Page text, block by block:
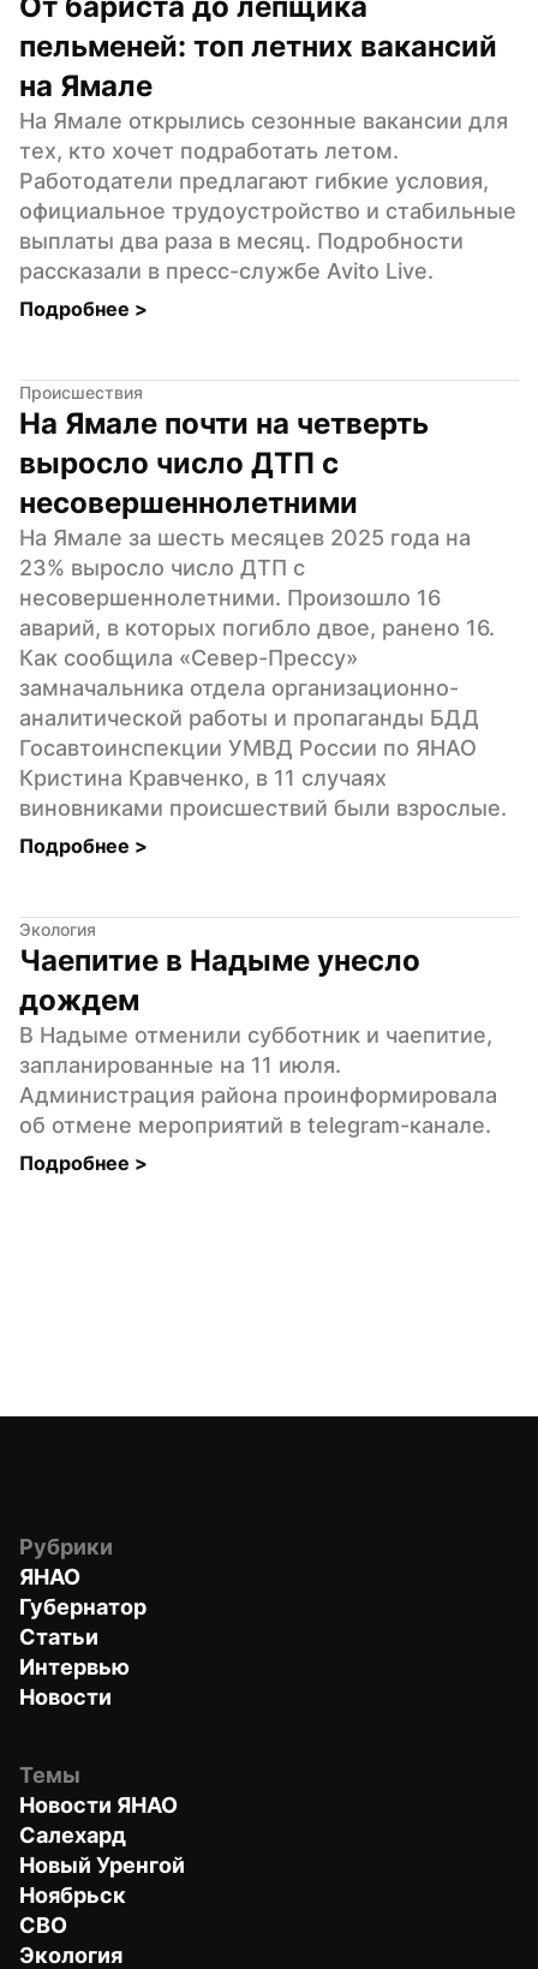
пельменей: топ летних вакансий
на Ямале
На Ямале открылись сезонные вакансии для
тех, кто хочет подработать летом.
Работодатели предлагают гибкие условия,
официальное трудоустройство и стабильные
выплаты два раза в месяц. Подробности
рассказали в пресс-службе Avito Live.
Подробнее >
Происшествия
На Ямале почти на четверть
выросло число ДТП с
несовершеннолетними
На Ямале за шесть месяцев 2025 года на
23% выросло число ДТП с
несовершеннолетними. Произошло 16
аварий, в которых погибло двое, ранено 16.
Как сообщила «Север-Прессу»
замначальника отдела организационно-
аналитической работы и пропаганды БДД
Госавтоинспекции УМВД России по ЯНАО
Кристина Кравченко, в 11 случаях
виновниками происшествий были взрослые.
Подробнее >
Экология
Чаепитие в Надыме унесло
дождем
В Надыме отменили субботник и чаепитие,
запланированные на 11 июля.
Администрация района проинформировала
об отмене мероприятий в telegram-канале.
Подробнее >
Рубрики
ЯНАО
Губернатор
Статьи
Интервью
Новости
Темы
Новости ЯНАО
Салехард
Новый Уренгой
Ноябрьск
СВО
Экология